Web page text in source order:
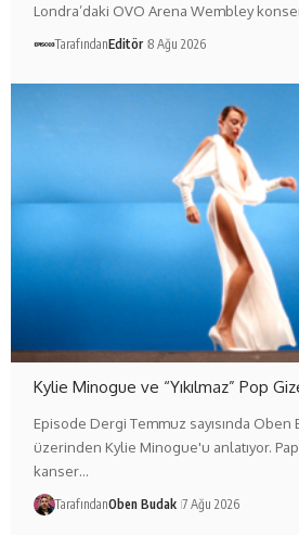
Londra’daki OVO Arena Wembley
TarafındanEditör 8 Ağu 2026
Kylie Minogue ve “Yıkılmaz” Pop
Episode Dergi Temmuz sayısında
üzerinden Kylie Minogue'u anlatıyor.
kanser…
TarafındanOben Budak 7 Ağu 2026